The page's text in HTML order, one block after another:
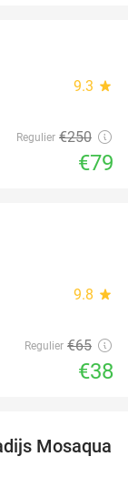
9.3 star
Regulier €250
€79
9.8 star
Regulier €65
€38
25%
Mosaqua